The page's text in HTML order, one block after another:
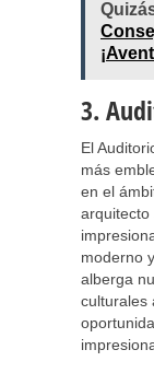
3.
El
más
en el
arquitecto
moderno
alberga
culturales